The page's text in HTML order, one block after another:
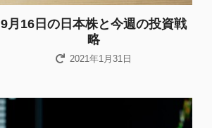
9月16日の日本株と今週の投資戦
略
2021年1月31日